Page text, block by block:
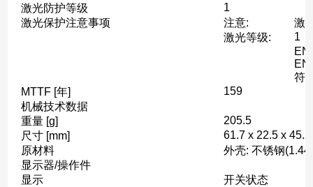
激光防护等级
1
激光保护注意事项
注意:
激
激光等级:
1
EN
EN
符
MTTF [年]
159
机械技术数据
重量 [g]
205.5
尺寸 [mm]
61.7 x 22.5 x 45.2
原材料
外壳: 不锈钢
显示器/操作件
显示
开关状态